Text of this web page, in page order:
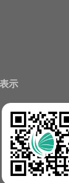
示